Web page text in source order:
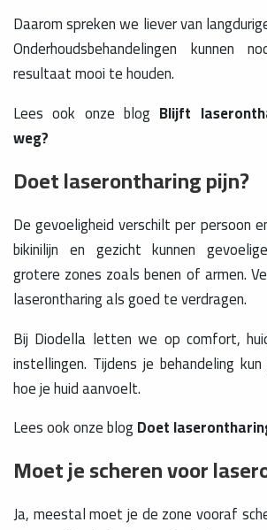
Daarom spreken we liever van
Onderhoudsbehandelingen kunnen
resultaat mooi te houden.
Lees ook onze blog Blijft
weg?
Doet laserontharing pijn?
De gevoeligheid verschilt per persoon
bikinilijn en gezicht kunnen
grotere zones zoals benen of armen.
laserontharing als goed te verdragen.
Bij Diodella letten we op comfort,
instellingen. Tijdens je behandeling
hoe je huid aanvoelt.
Lees ook onze blogDoet
Moet je scheren voor
Ja, meestal moet je de zone vooraf